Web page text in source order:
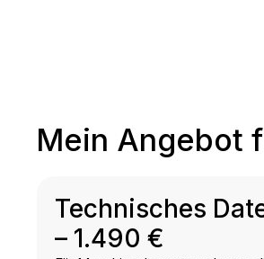
Mein Angebot
Technisches
– 1.490 €